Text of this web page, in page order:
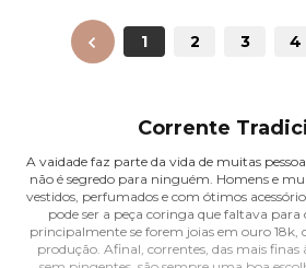
ANTERIOR 1 2 3 4
Corrente
A vaidade faz parte da vida de muitas
não é segredo para ninguém. Homens e
vestidos, perfumados e com ótimos
pode ser a peça coringa que faltava
principalmente se forem joias em ouro
produção. Afinal, correntes, das mais finas